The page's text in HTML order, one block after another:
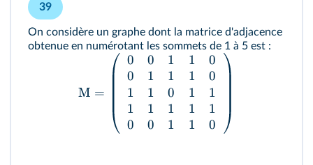
39
On considère un graphe dont la matrice d'adjacence
obtenue en numérotant les sommets de 1 à 5 est :
M =
0
0
1
1
0
0
1
1
1
0
1
1
0
1
1
1
1
1
1
1
0
0
1
1
0